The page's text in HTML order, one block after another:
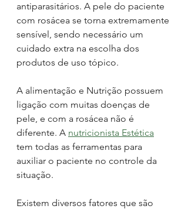
antiparasitários. A pele do paciente
com rosácea se torna extremamente
sensível, sendo necessário um
cuidado extra na escolha dos
produtos de uso tópico.
A alimentação e Nutrição possuem
ligação com muitas doenças de
pele, e com a rosácea não é
diferente. A nutricionista Estética
tem todas as ferramentas para
auxiliar o paciente no controle da
situação.
Existem diversos fatores que são